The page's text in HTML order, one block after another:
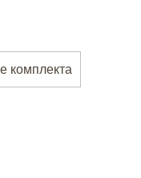
комплекта